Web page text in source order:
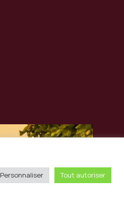
Personnaliser Tout autoriser